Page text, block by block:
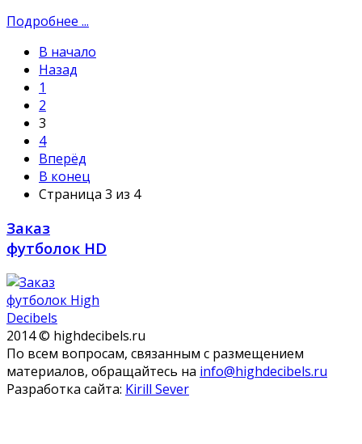
Подробнее ...
В начало
Назад
1
2
3
4
Вперёд
В конец
Страница 3 из 4
Заказ
футболок HD
2014 © highdecibels.ru
По всем вопросам, связанным с размещением
материалов, обращайтесь на info@highdecibels.ru
Разработка сайта: Kirill Sever